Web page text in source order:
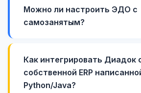
Можно ли настроить ЭДО с
самозанятым?
Как интегрировать Диадок
собственной ERP
Python/Java?